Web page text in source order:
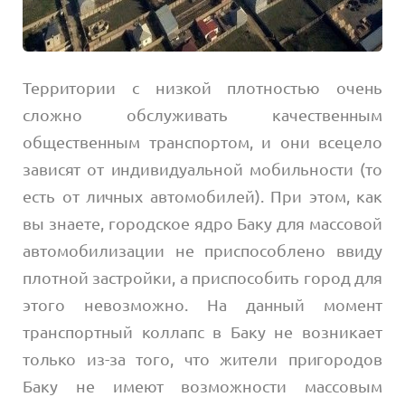
Территории с низкой плотностью очень
сложно обслуживать качественным
общественным транспортом, и они всецело
зависят от индивидуальной мобильности (то
есть от личных автомобилей). При этом, как
вы знаете, городское ядро Баку для массовой
автомобилизации не приспособлено ввиду
плотной застройки, а приспособить город для
этого невозможно. На данный момент
транспортный коллапс в Баку не возникает
только из-за того, что жители пригородов
Баку не имеют возможности массовым